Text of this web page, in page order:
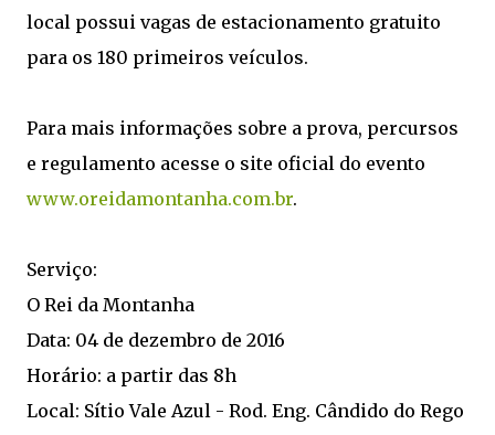
local possui vagas de estacionamento gratuito
para os 180 primeiros veículos.
Para mais informações sobre a prova, percursos
e regulamento acesse o site oficial do evento
www.oreidamontanha.com.br.
Serviço:
O Rei da Montanha
Data: 04 de dezembro de 2016
Horário: a partir das 8h
Local: Sítio Vale Azul - Rod. Eng. Cândido do Rego